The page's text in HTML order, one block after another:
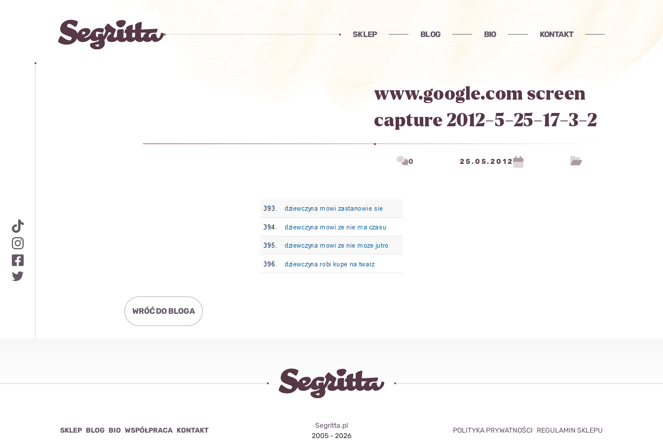
SKLEP BLOG BIO KONTAKT
www.google.com screen
capture 2012-5-25-17-3-2
0 25.05.2012
WRÓĆ DO BLOGA
SKLEP BLOG BIO WSPÓŁPRACA KONTAKT
Segritta.pl
2005 - 2026
POLITYKA PRYWATNOŚCI REGULAMIN SKLEPU